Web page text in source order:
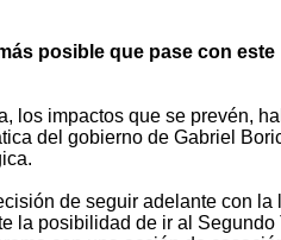
posible que pase con este
los impactos que se prevén,
del gobierno de Gabriel
de seguir adelante con la
la posibilidad de ir al Segundo